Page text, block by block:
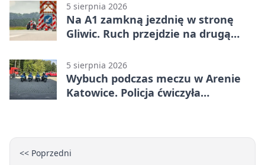
5 sierpnia 2026
Na A1 zamkną jezdnię w stronę
Gliwic. Ruch przejdzie na drugą
5 sierpnia 2026
Wybuch podczas meczu w Arenie
Katowice. Policja ćwiczyła
<< Poprzedni